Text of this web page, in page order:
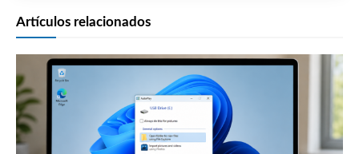
Artículos relacionados